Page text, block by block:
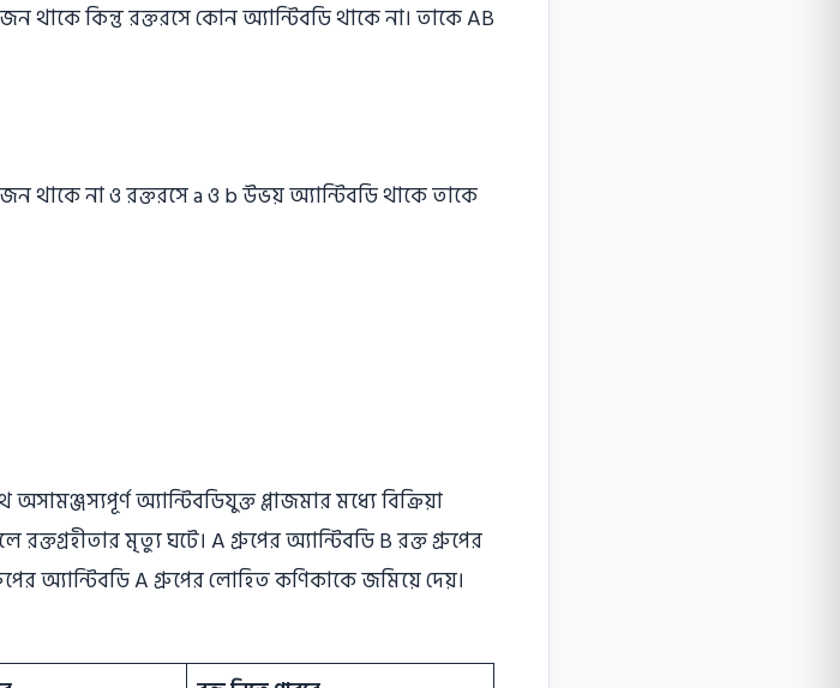
থাকে কিন্তু রক্তরসে কোন অ্যান্টিবডি থাকে না। তাকে AB
থাকে না ও রক্তরসে a ও b উভয় অ্যান্টিবডি থাকে তাকে
অ্যান্টিবডিযুক্ত প্লাজমার মধ্যে বিক্রিয়া
মৃত্যু ঘটে। A গ্রুপের অ্যান্টিবডি B রক্ত গ্রুপের
অ্যান্টিবডি A গ্রুপের লোহিত কণিকাকে জমিয়ে দেয়।